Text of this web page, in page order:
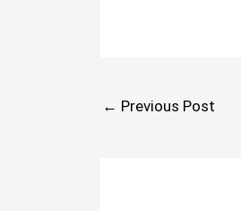
← Previous Post